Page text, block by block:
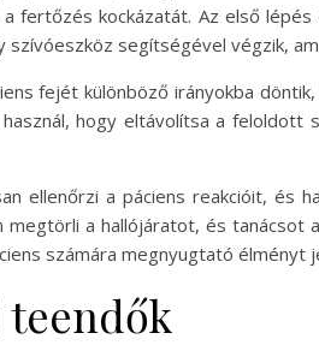
a fertőzés kockázatát. Az első
szívóeszköz segítségével végzik,
fejét különböző irányokba
hogy eltávolítsa a
ellenőrzi a páciens reakcióit, és
a hallójáratot, és tanácsot
számára megnyugtató élményt